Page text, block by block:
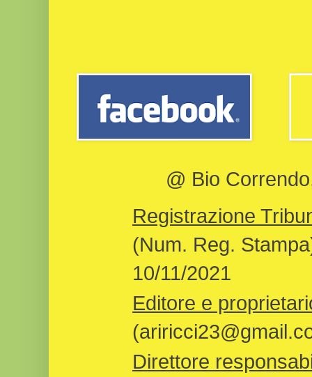
@ Bio
Registrazione
(Num. Reg.
10/11/2021
Editore e
Direttore